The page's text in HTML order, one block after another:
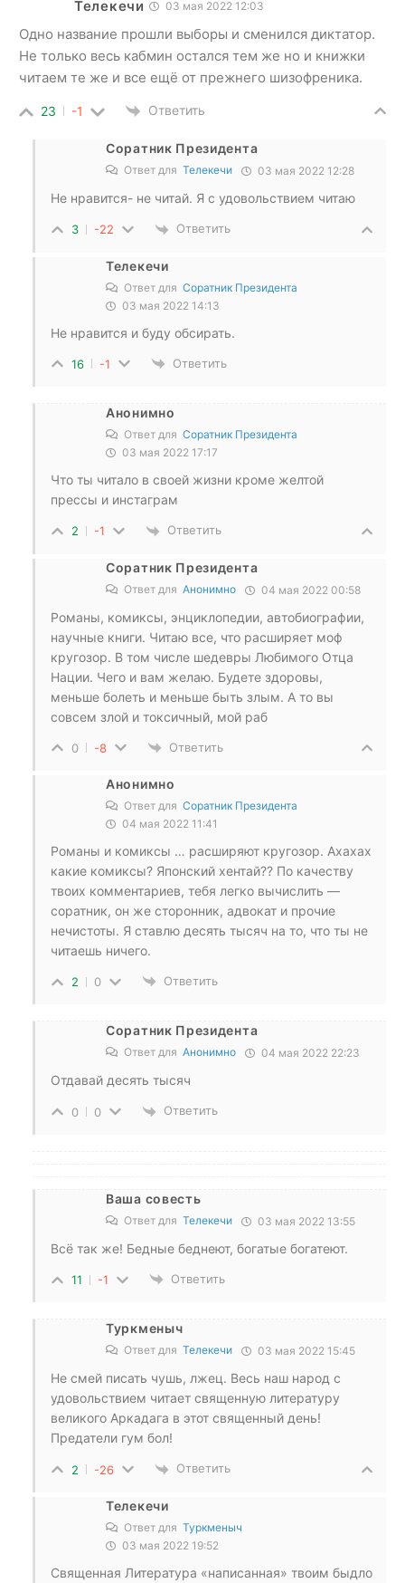
Телекечи 03 мая 2022 12:03
Одно название прошли выборы и сменился диктатор.
Не только весь кабмин остался тем же но и книжки
читаем те же и все ещё от прежнего шизофреника.
23 -1 Ответить
Соратник Президента
Ответ для Телекечи 03 мая 2022 12:28
Не нравится- не читай. Я с удовольствием читаю
3 -22 Ответить
Телекечи
Ответ для Соратник Президента
03 мая 2022 14:13
Не нравится и буду обсирать.
16 -1 Ответить
Анонимно
Ответ для Соратник Президента
03 мая 2022 17:17
Что ты читало в своей жизни кроме желтой
прессы и инстаграм
2 -1 Ответить
Соратник Президента
Ответ для Анонимно 04 мая 2022 00:58
Романы, комиксы, энциклопедии, автобиографии,
научные книги. Читаю все, что расширяет моф
кругозор. В том числе шедевры Любимого Отца
Нации. Чего и вам желаю. Будете здоровы,
меньше болеть и меньше быть злым. А то вы
совсем злой и токсичный, мой раб
0 -8 Ответить
Анонимно
Ответ для Соратник Президента
04 мая 2022 11:41
Романы и комиксы … расширяют кругозор. Ахахах
какие комиксы? Японский хентай?? По качеству
твоих комментариев, тебя легко вычислить —
соратник, он же сторонник, адвокат и прочие
нечистоты. Я ставлю десять тысяч на то, что ты не
читаешь ничего.
2 0 Ответить
Соратник Президента
Ответ для Анонимно 04 мая 2022 22:23
Отдавай десять тысяч
0 0 Ответить
Ваша совесть
Ответ для Телекечи 03 мая 2022 13:55
Всё так же! Бедные беднеют, богатые богатеют.
11 -1 Ответить
Туркменыч
Ответ для Телекечи 03 мая 2022 15:45
Не смей писать чушь, лжец. Весь наш народ с
удовольствием читает священную литературу
великого Аркадага в этот священный день!
Предатели гум бол!
2 -26 Ответить
Телекечи
Ответ для Туркменыч
03 мая 2022 19:52
Священная Литература «написанная» твоим быдло